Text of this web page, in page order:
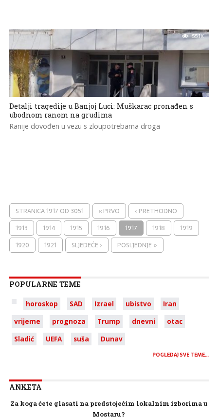
55.1K
Detalji tragedije u Banjoj Luci: Muškarac pronađen s
ubodnom ranom na grudima
Ranije dovođen u vezu s zloupotrebama droga
STRANICA 1917 OD 3051 « PRVO
‹ PRETHODNO
1913
1914 1915 1916 1917 1918
1919
1920
1921 SLJEDEĆE › POSLJEDNJE »
POPULARNE TEME
horoskop SAD Izrael ubistvo
Iran
vrijeme
prognoza Trump dnevni
otac
Sladić
UEFA suša Dunav
POGLEDAJ SVE TEME…
ANKETA
Za koga ćete glasati na predstojećim lokalnim izborima u
Mostaru?